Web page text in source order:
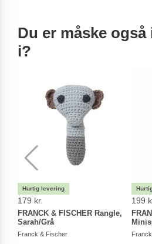
Du er måske
i?
179 kr.
FRANCK & FISCHER Rangle,
Sarah/Grå
Franck & Fischer
199